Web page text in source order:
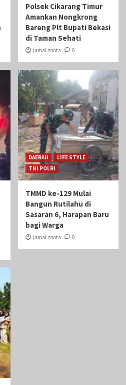
Polsek Cikarang Timur
Amankan Nongkrong
Bareng Plt Bupati Bekasi
di Taman Sehati‎
jamal zonta 0
DAERAH
LIFE STYLE
TNI POLRI
TMMD ke-129 Mulai
Bangun Rutilahu di
Sasaran 6, Harapan Baru
bagi Warga
jamal zonta 0